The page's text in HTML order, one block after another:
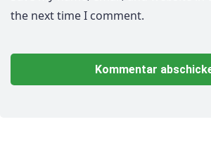
the next time I comment.